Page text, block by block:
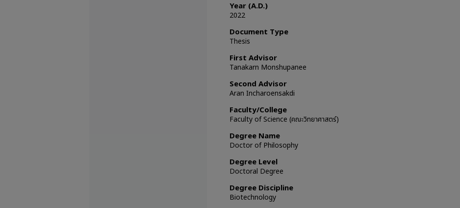
Year (A.D.)
2022
Document Type
Thesis
First Advisor
Tanakarn Monshupanee
Second Advisor
Aran Incharoensakdi
Faculty/College
Faculty of Science (คณะวิทยาศาสตร์)
Degree Name
Doctor of Philosophy
Degree Level
Doctoral Degree
Degree Discipline
Biotechnology